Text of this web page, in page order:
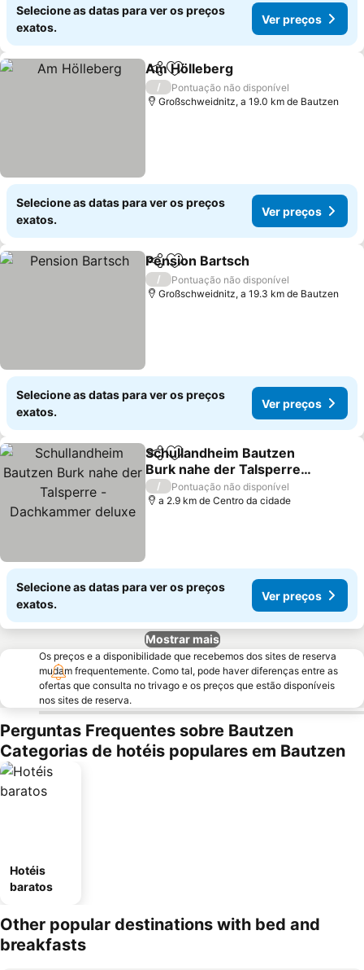
Selecione as datas para ver os preços
exatos.
Ver preços
PartilharAdicionar aos favoritos
Am Hölleberg
/
Pontuação não disponível
Großschweidnitz, a 19.0 km de Bautzen
Selecione as datas para ver os preços
exatos.
Ver preços
PartilharAdicionar aos favoritos
Pension Bartsch
/
Pontuação não disponível
Großschweidnitz, a 19.3 km de Bautzen
Selecione as datas para ver os preços
exatos.
Ver preços
PartilharAdicionar aos favoritos
Schullandheim Bautzen
Burk nahe der Talsperre -
Dachkammer deluxe
/
Pontuação não disponível
a 2.9 km de Centro da cidade
Selecione as datas para ver os preços
exatos.
Ver preços
Mostrar mais
Os preços e a disponibilidade que recebemos dos sites de reserva
mudam frequentemente. Como tal, pode haver diferenças entre as
ofertas que consulta no trivago e os preços que estão disponíveis
nos sites de reserva.
Perguntas Frequentes sobre Bautzen
Categorias de hotéis populares em Bautzen
Hotéis
baratos
Other popular destinations with bed and
breakfasts